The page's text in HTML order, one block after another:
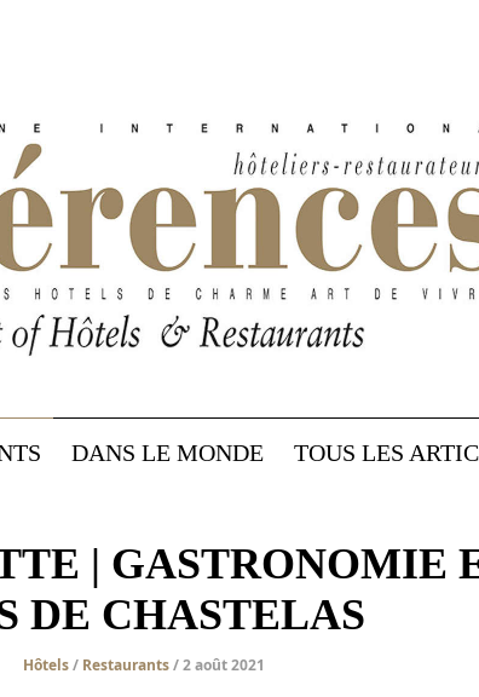
DANS LE MONDE TOUS LES
| GASTRONOMIE
DE CHASTELAS
Hôtels/ Restaurants/ 2 août 2021